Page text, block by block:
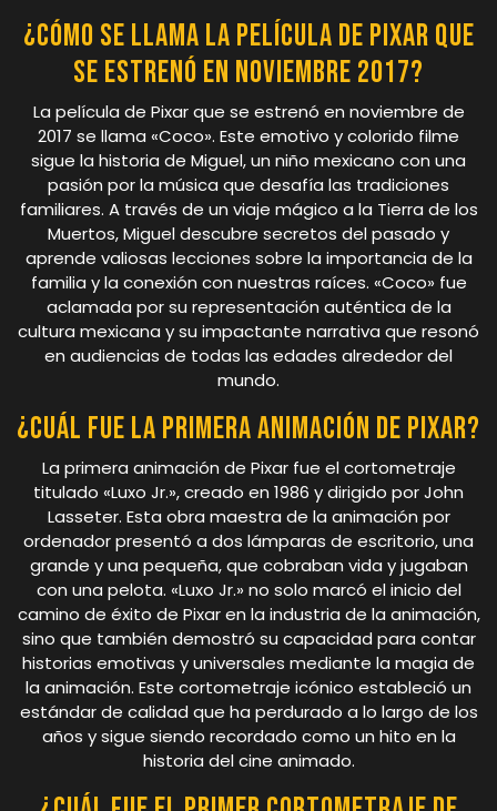
¿Cómo se llama la película de Pixar que
se estrenó en noviembre 2017?
La película de Pixar que se estrenó en noviembre de
2017 se llama «Coco». Este emotivo y colorido filme
sigue la historia de Miguel, un niño mexicano con una
pasión por la música que desafía las tradiciones
familiares. A través de un viaje mágico a la Tierra de los
Muertos, Miguel descubre secretos del pasado y
aprende valiosas lecciones sobre la importancia de la
familia y la conexión con nuestras raíces. «Coco» fue
aclamada por su representación auténtica de la
cultura mexicana y su impactante narrativa que resonó
en audiencias de todas las edades alrededor del
mundo.
¿Cuál fue la primera animación de Pixar?
La primera animación de Pixar fue el cortometraje
titulado «Luxo Jr.», creado en 1986 y dirigido por John
Lasseter. Esta obra maestra de la animación por
ordenador presentó a dos lámparas de escritorio, una
grande y una pequeña, que cobraban vida y jugaban
con una pelota. «Luxo Jr.» no solo marcó el inicio del
camino de éxito de Pixar en la industria de la animación,
sino que también demostró su capacidad para contar
historias emotivas y universales mediante la magia de
la animación. Este cortometraje icónico estableció un
estándar de calidad que ha perdurado a lo largo de los
años y sigue siendo recordado como un hito en la
historia del cine animado.